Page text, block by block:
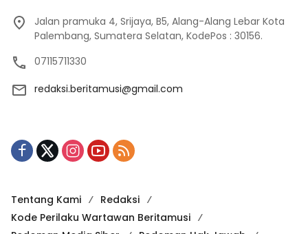
Jalan pramuka 4, Srijaya, B5, Alang-Alang Lebar Kota
Palembang, Sumatera Selatan, KodePos : 30156.
07115711330
redaksi.beritamusi@gmail.com
Tentang Kami
Redaksi
Kode Perilaku Wartawan Beritamusi